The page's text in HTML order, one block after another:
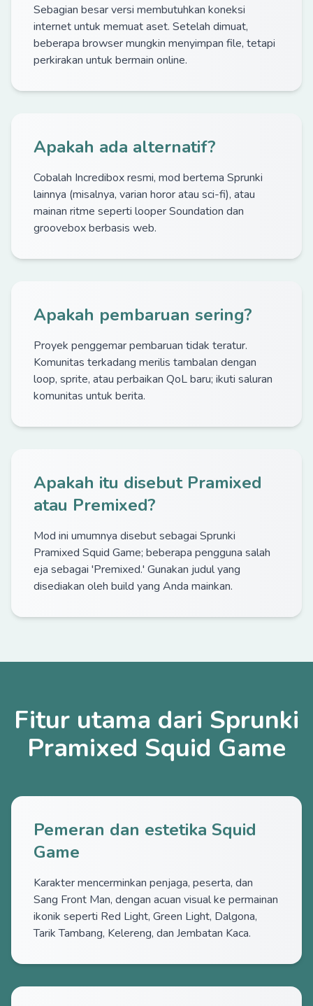
Sebagian besar versi membutuhkan koneksi
internet untuk memuat aset. Setelah dimuat,
beberapa browser mungkin menyimpan file, tetapi
perkirakan untuk bermain online.
Apakah ada alternatif?
Cobalah Incredibox resmi, mod bertema Sprunki
lainnya (misalnya, varian horor atau sci-fi), atau
mainan ritme seperti looper Soundation dan
groovebox berbasis web.
Apakah pembaruan sering?
Proyek penggemar pembaruan tidak teratur.
Komunitas terkadang merilis tambalan dengan
loop, sprite, atau perbaikan QoL baru; ikuti saluran
komunitas untuk berita.
Apakah itu disebut Pramixed
atau Premixed?
Mod ini umumnya disebut sebagai Sprunki
Pramixed Squid Game; beberapa pengguna salah
eja sebagai 'Premixed.' Gunakan judul yang
disediakan oleh build yang Anda mainkan.
Fitur utama dari Sprunki
Pramixed Squid Game
Pemeran dan estetika Squid
Game
Karakter mencerminkan penjaga, peserta, dan
Sang Front Man, dengan acuan visual ke permainan
ikonik seperti Red Light, Green Light, Dalgona,
Tarik Tambang, Kelereng, dan Jembatan Kaca.